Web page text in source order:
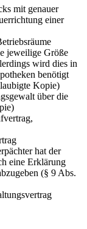
mit genauer
einer
jeweilige Größe
wird dies in
benötigt
Kopie)
über die
hat der
eine Erklärung
(§ 9 Abs.